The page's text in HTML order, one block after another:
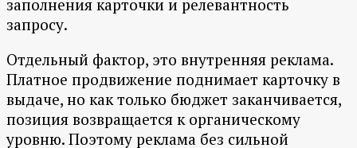
заполнения карточки и релевантность
запросу.
Отдельный фактор, это внутренняя реклама.
Платное продвижение поднимает карточку в
выдаче, но как только бюджет заканчивается,
позиция возвращается к органическому
уровню. Поэтому реклама без сильной